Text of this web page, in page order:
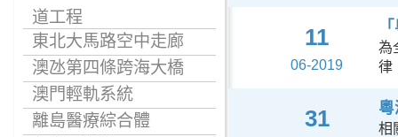
道工程
東北大馬路空中走廊
澳氹第四條跨海大橋
澳門輕軌系統
離島醫療綜合體
11
06-2019
為
律
31 相